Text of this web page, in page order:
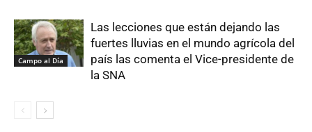
Campo al Día
Las lecciones que están dejando las
fuertes lluvias en el mundo agrícola del
país las comenta el Vice-presidente de
la SNA